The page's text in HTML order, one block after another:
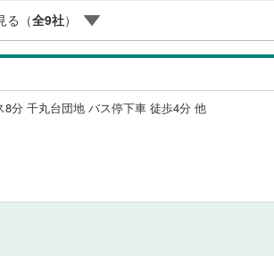
る（全9社）
分 千丸台団地 バス停下車 徒歩4分 他